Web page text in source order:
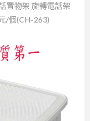
置物架 旋轉電話架
/個(CH-263)